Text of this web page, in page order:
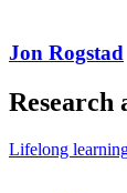
Jon Rogstad
Research
Lifelong